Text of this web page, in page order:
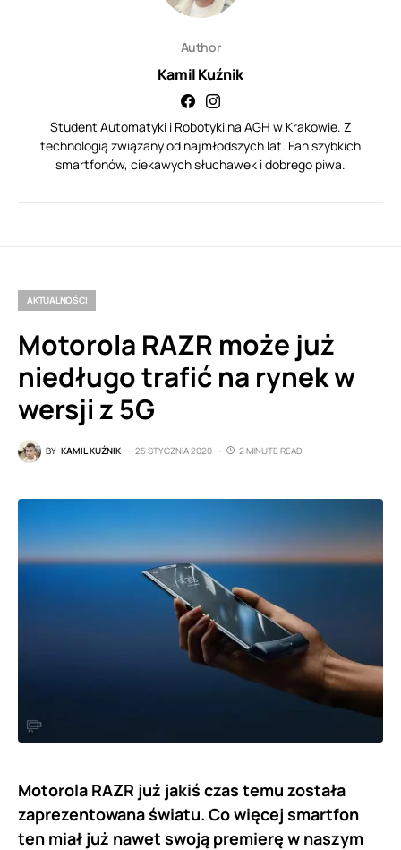
Author
Kamil Kuźnik
Student Automatyki i Robotyki na AGH w Krakowie. Z
technologią związany od najmłodszych lat. Fan szybkich
smartfonów, ciekawych słuchawek i dobrego piwa.
AKTUALNOŚCI
Motorola RAZR może już
niedługo trafić na rynek w
wersji z 5G
BY KAMIL KUŹNIK 25 STYCZNIA 2020 2 MINUTE READ
Motorola RAZR już jakiś czas temu została
zaprezentowana światu. Co więcej smartfon
ten miał już nawet swoją premierę w naszym